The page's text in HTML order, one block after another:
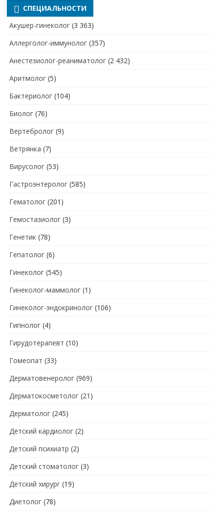
СПЕЦИАЛЬНОСТИ
Акушер-гинеколог (3 363)
Аллерголог-иммунолог (357)
Анестезиолог-реаниматолог (2 432)
Аритмолог (5)
Бактериолог (104)
Биолог (76)
Вертебролог (9)
Ветрянка (7)
Вирусолог (53)
Гастроэнтеролог (585)
Гематолог (201)
Гемостазиолог (3)
Генетик (78)
Гепатолог (6)
Гинеколог (545)
Гинеколог-маммолог (1)
Гинеколог-эндокринолог (106)
Гипнолог (4)
Гирудотерапевт (10)
Гомеопат (33)
Дерматовенеролог (969)
Дерматокосметолог (21)
Дерматолог (245)
Детский кардиолог (2)
Детский психиатр (2)
Детский стоматолог (3)
Детский хирург (19)
Диетолог (78)